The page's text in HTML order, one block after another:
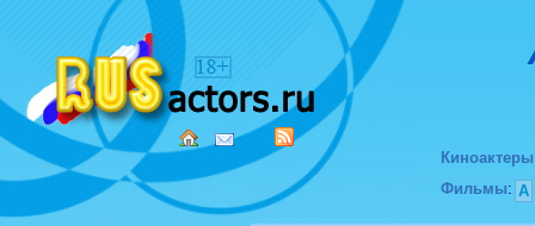
Киноактеры
Фильмы: А